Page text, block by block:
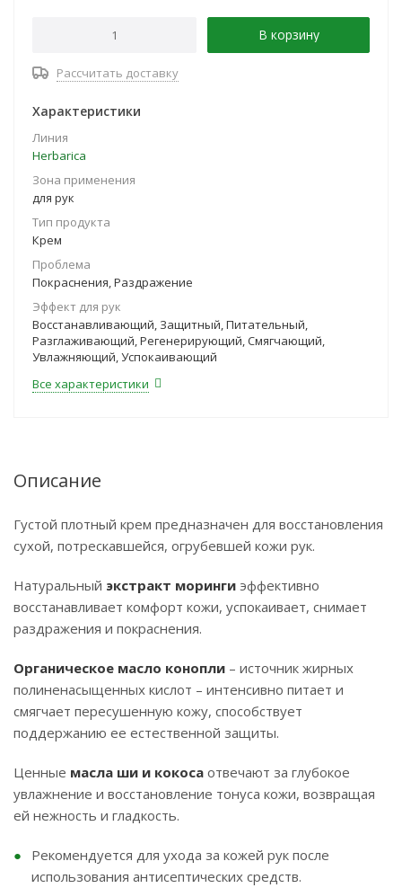
В корзину
Рассчитать доставку
Характеристики
Линия
Herbarica
Зона применения
для рук
Тип продукта
Крем
Проблема
Покраснения, Раздражение
Эффект для рук
Восстанавливающий, Защитный, Питательный,
Разглаживающий, Регенерирующий, Смягчающий,
Увлажняющий, Успокаивающий
Все характеристики
Описание
Густой плотный крем предназначен для восстановления
сухой, потрескавшейся, огрубевшей кожи рук.
Натуральный экстракт моринги эффективно
восстанавливает комфорт кожи, успокаивает, снимает
раздражения и покраснения.
Органическое масло конопли – источник жирных
полиненасыщенных кислот – интенсивно питает и
смягчает пересушенную кожу, способствует
поддержанию ее естественной защиты.
Ценные масла ши и кокоса отвечают за глубокое
увлажнение и восстановление тонуса кожи, возвращая
ей нежность и гладкость.
Рекомендуется для ухода за кожей рук после
использования антисептических средств.